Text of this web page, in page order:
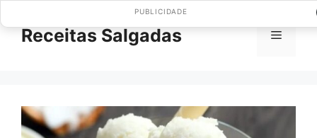
paraReceitas Salgadas Menu
PUBLICIDADE